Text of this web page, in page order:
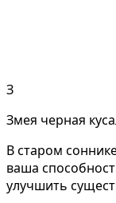
З
Змея черная
В старом
ваша
улучшить